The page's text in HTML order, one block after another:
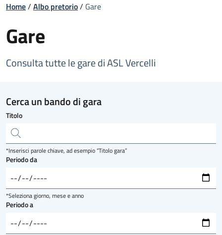
Home/ Albo pretorio/ Gare
Gare
Consulta tutte le gare di ASL Vercelli
Cerca un bando di gara
Titolo
*Inserisci parole chiave, ad esempio “Titolo gara”
Periodo da
*Seleziona giorno, mese e anno
Periodo a